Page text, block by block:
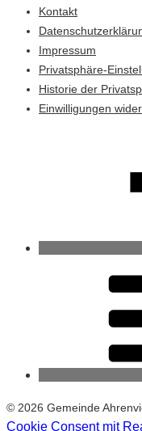
Kontakt
Impressum
Privatsphäre-
Historie der
Einwilligungen
© 2026 Gemeinde
Cookie Consent mit